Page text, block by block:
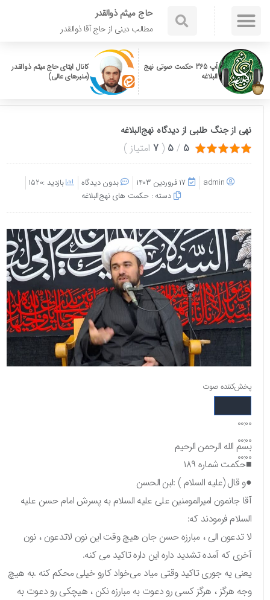
حاج میثم ذوالقدر
مطالب دینی از حاج آقا ذوالقدر
اَپ 365 حکمت صوتی نهج
البلاغه
کانال ایتای حاج میثم ذوالقدر
(منبرهای عالی)
نهی از جنگ طلبی از دیدگاه نهج‌البلاغه
5
/
5
(
7 امتیاز)
admin ۱۷ فروردین ۱۴۰۳ بدون دیدگاه
بازدید :1520
دسته :حکمت های نهج‌البلاغه
پخش‌کننده صوت
00:00
00:00
00:00
بسم الله الرحمن الرحیم
■حکمت شماره ۱۸۹
●و قال (علیه السلام ) :لبن الحسن
آقا جانمون امیرالمومنین علی علیه السلام به پسرش امام حسن علیه
السلام فرمودند که:
لا تدعون الی ، مبارزه حسن جان هیچ وقت این نون لاتدعون ، نون
آخری که آمده تشدید داره این داره تاکید می کنه.
یعنی یه جوری تاکید وقتی میاد می‌خواد کارو خیلی محکم کنه .به هیچ
وجه هرگز ، هرگز کسی رو دعوت به مبارزه نکن ، هیچکی رو دعوت به